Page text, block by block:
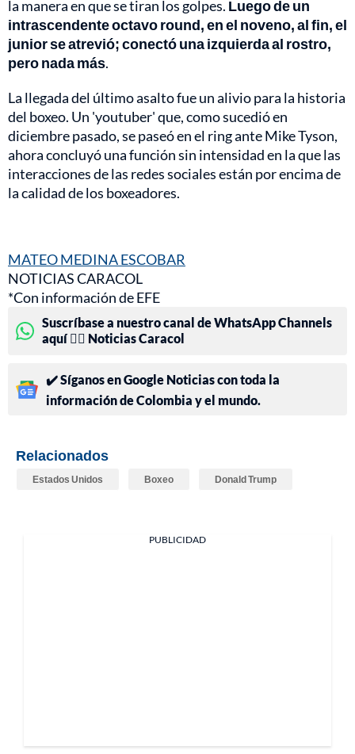
la manera en que se tiran los golpes. Luego de un
intrascendente octavo round, en el noveno, al fin, el
junior se atrevió; conectó una izquierda al rostro,
pero nada más.
La llegada del último asalto fue un alivio para la historia
del boxeo. Un 'youtuber' que, como sucedió en
diciembre pasado, se paseó en el ring ante Mike Tyson,
ahora concluyó una función sin intensidad en la que las
interacciones de las redes sociales están por encima de
la calidad de los boxeadores.
MATEO MEDINA ESCOBAR
NOTICIAS CARACOL
*Con información de EFE
Suscríbase a nuestro canal de WhatsApp Channels
aquí 👉🏻 Noticias Caracol
✔️ Síganos en Google Noticias con toda la
información de Colombia y el mundo.
Relacionados
Estados Unidos Boxeo Donald Trump
PUBLICIDAD